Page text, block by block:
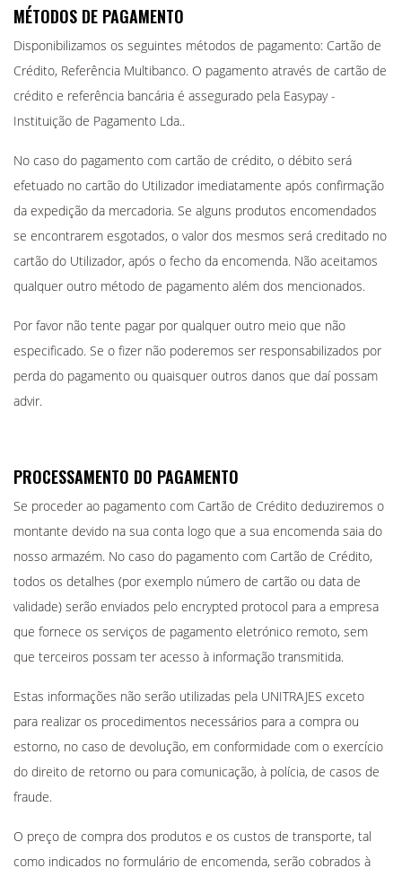
MÉTODOS DE PAGAMENTO
Disponibilizamos os seguintes métodos de pagamento: Cartão de
Crédito, Referência Multibanco. O pagamento através de cartão de
crédito e referência bancária é assegurado pela Easypay -
Instituição de Pagamento Lda..
No caso do pagamento com cartão de crédito, o débito será
efetuado no cartão do Utilizador imediatamente após confirmação
da expedição da mercadoria. Se alguns produtos encomendados
se encontrarem esgotados, o valor dos mesmos será creditado no
cartão do Utilizador, após o fecho da encomenda. Não aceitamos
qualquer outro método de pagamento além dos mencionados.
Por favor não tente pagar por qualquer outro meio que não
especificado. Se o fizer não poderemos ser responsabilizados por
perda do pagamento ou quaisquer outros danos que daí possam
advir.
PROCESSAMENTO DO PAGAMENTO
Se proceder ao pagamento com Cartão de Crédito deduziremos o
montante devido na sua conta logo que a sua encomenda saia do
nosso armazém. No caso do pagamento com Cartão de Crédito,
todos os detalhes (por exemplo número de cartão ou data de
validade) serão enviados pelo encrypted protocol para a empresa
que fornece os serviços de pagamento eletrónico remoto, sem
que terceiros possam ter acesso à informação transmitida.
Estas informações não serão utilizadas pela UNITRAJES exceto
para realizar os procedimentos necessários para a compra ou
estorno, no caso de devolução, em conformidade com o exercício
do direito de retorno ou para comunicação, à polícia, de casos de
fraude.
O preço de compra dos produtos e os custos de transporte, tal
como indicados no formulário de encomenda, serão cobrados à